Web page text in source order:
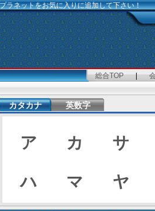
ラネットをお気に入りに追加して下さい！
総合TOP |
カタカナ 英数字
ア カ サ
ハ マ ヤ